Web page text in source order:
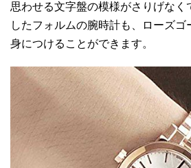
思わせる文字盤の模様がさりげなく
したフォルムの腕時計も、ローズゴ
身につけることができます。